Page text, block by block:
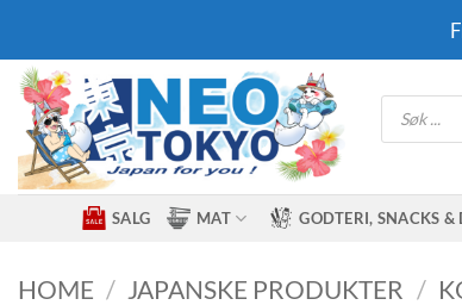
content
Products
search
SALG MAT GODTERI, SNACKS &
HOME / JAPANSKE PRODUKTER /